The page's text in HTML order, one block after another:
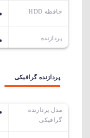
حافظه HDD
پردازنده
پردازنده گرافیکی
مدل پردازنده
گرافیکی